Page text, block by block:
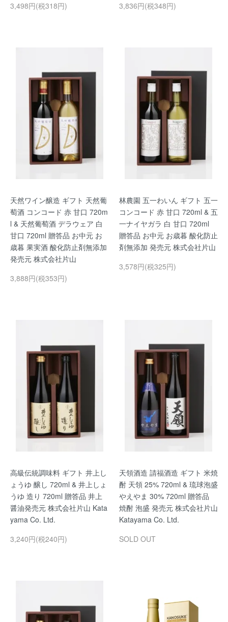
3,498円(税318円)
3,836円(税348円)
天然ワイン醸造 ギフト 天然葡
萄酒 コンコード 赤 甘口 720m
l & 天然葡萄酒 デラウェア 白
甘口 720ml 贈答品 お中元 お
歳暮 果実酒 酸化防止剤無添加
発売元 株式会社片山
3,888円(税353円)
林農園 五一わいん ギフト 五一
コンコード 赤 甘口 720ml & 五
一ナイヤガラ 白 甘口 720ml
贈答品 お中元 お歳暮 酸化防止
剤無添加 発売元 株式会社片山
3,578円(税325円)
高級伝統調味料 ギフト 井上し
ょうゆ 醸し 720ml & 井上しょ
うゆ 造り 720ml 贈答品 井上
醤油発売元 株式会社片山 Kata
yama Co. Ltd.
3,240円(税240円)
天領酒造 請福酒造 ギフト 米焼
酎 天領 25% 720ml & 琉球泡盛
やえやま 30% 720ml 贈答品
焼酎 泡盛 発売元 株式会社片山
Katayama Co. Ltd.
SOLD OUT